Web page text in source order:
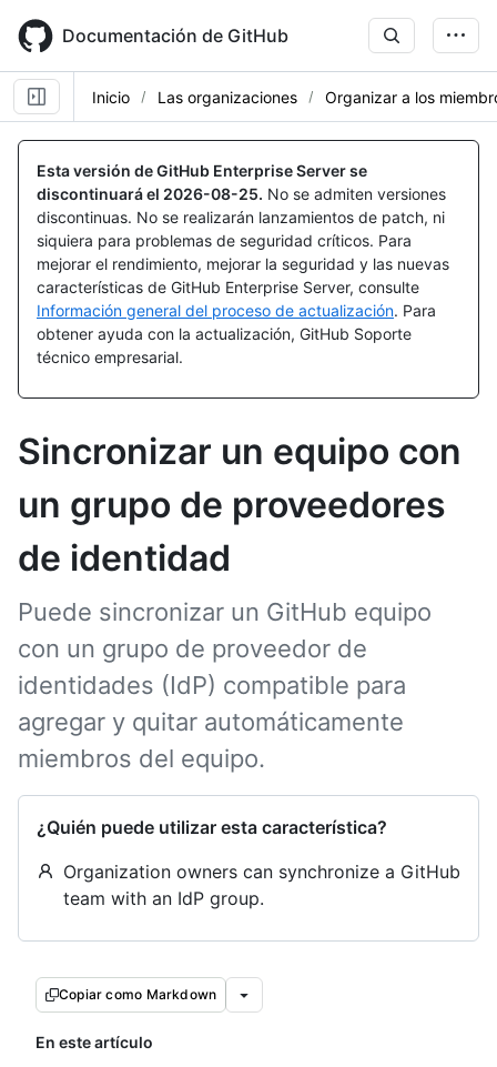
main
content
Documentación de GitHub
Inicio Las organizaciones Organizar a los
Esta versión de GitHub Enterprise Server se
discontinuará el 2026-08-25. No se admiten versiones
discontinuas. No se realizarán lanzamientos de patch, ni
siquiera para problemas de seguridad críticos. Para
mejorar el rendimiento, mejorar la seguridad y las nuevas
características de GitHub Enterprise Server, consulte
Información general del proceso de actualización. Para
obtener ayuda con la actualización, GitHub Soporte
técnico empresarial.
Sincronizar un equipo con
un grupo de proveedores
de identidad
Puede sincronizar un GitHub equipo
con un grupo de proveedor de
identidades (IdP) compatible para
agregar y quitar automáticamente
miembros del equipo.
¿Quién puede utilizar esta característica?
Organization owners can synchronize a GitHub
team with an IdP group.
Copiar como Markdown
En este artículo